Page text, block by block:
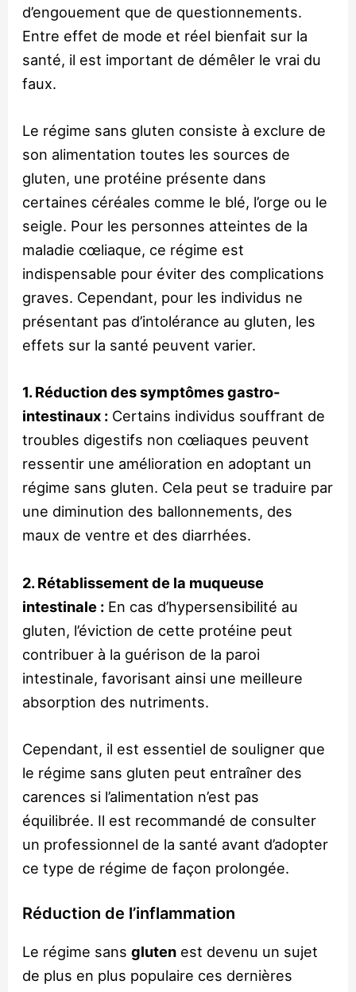
d’engouement que de questionnements.
Entre effet de mode et réel bienfait sur la
santé, il est important de démêler le vrai du
faux.
Le régime sans gluten consiste à exclure de
son alimentation toutes les sources de
gluten, une protéine présente dans
certaines céréales comme le blé, l’orge ou le
seigle. Pour les personnes atteintes de la
maladie cœliaque, ce régime est
indispensable pour éviter des complications
graves. Cependant, pour les individus ne
présentant pas d’intolérance au gluten, les
effets sur la santé peuvent varier.
1. Réduction des symptômes gastro-
intestinaux : Certains individus souffrant de
troubles digestifs non cœliaques peuvent
ressentir une amélioration en adoptant un
régime sans gluten. Cela peut se traduire par
une diminution des ballonnements, des
maux de ventre et des diarrhées.
2. Rétablissement de la muqueuse
intestinale : En cas d’hypersensibilité au
gluten, l’éviction de cette protéine peut
contribuer à la guérison de la paroi
intestinale, favorisant ainsi une meilleure
absorption des nutriments.
Cependant, il est essentiel de souligner que
le régime sans gluten peut entraîner des
carences si l’alimentation n’est pas
équilibrée. Il est recommandé de consulter
un professionnel de la santé avant d’adopter
ce type de régime de façon prolongée.
Réduction de l’inflammation
Le régime sansgluten est devenu un sujet
de plus en plus populaire ces dernières